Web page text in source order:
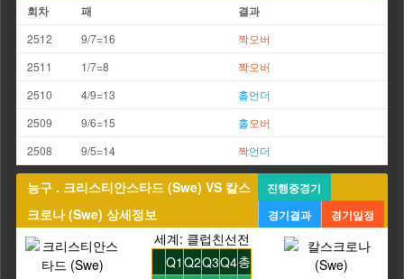
회차 패 결과
2512 9/7=16 짝오버
2511
1/7=8 짝오버
2510
4/9=13 홀언더
2509
9/6=15 홀오버
2508
9/5=14 짝언더
농구 . 크리스티안스타드 (Swe) VS 칼스
크로나 (Swe) 상세정보
진행중경기
경기결과
경기일정
세계: 클럽친선전
Q1 Q2Q3Q4총